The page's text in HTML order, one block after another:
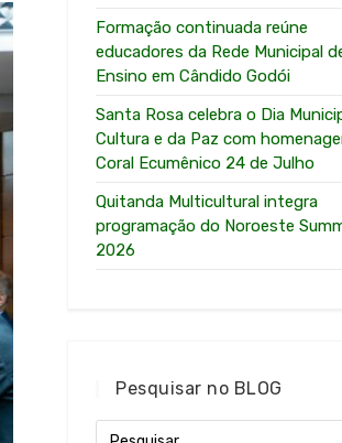
Formação continuada reúne
educadores da Rede Municipal
Ensino em Cândido Godói
Santa Rosa celebra o Dia
Cultura e da Paz com
Coral Ecumênico 24 de Julho
Quitanda Multicultural integra
programação do Noroeste
2026
Pesquisar no BLOG